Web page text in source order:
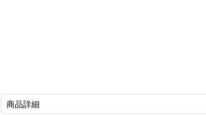
商品詳細